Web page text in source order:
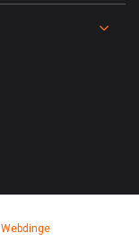
Webdinge